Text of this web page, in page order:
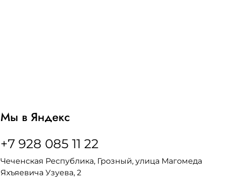
Мы в Яндекс
+7 928 085 11 22
Чеченская Республика, Грозный, улица Магомеда
Яхъяевича Узуева, 2